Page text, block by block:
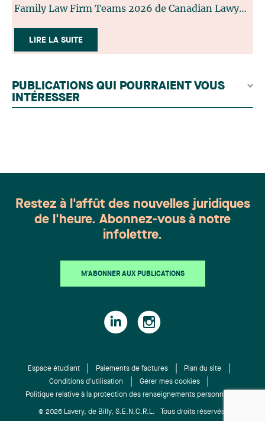
Family Law Firm Teams 2026 de Canadian Lawyer.
sélection rigoureux, fondé sur des nominations
issues du lectorat, d'associations juridiques et de
par un jury indépendant composé de praticiens
chevronnés en droit de la famille provenant de
l'ensemble du Canada. Cette distinction
LIRE LA SUITE
PUBLICATIONS QUI POURRAIENT VOUS
INTÉRESSER
Restez à l'affût des nouvelles juridiques
de l'heure. Abonnez-vous à notre
infolettre.
M'ABONNER AUX PUBLICATIONS
Espace étudiant Paiements de factures
Plan du site
Conditions d'utilisation
Gérer mes cookies
Politique relative à la protection des renseignements personnels
© 2026 Lavery, de Billy, S.E.N.C.R.L. Tous droits réservés.